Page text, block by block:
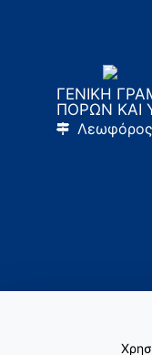
ΓΕΝΙΚΗ
ΠΟΡΩΝ